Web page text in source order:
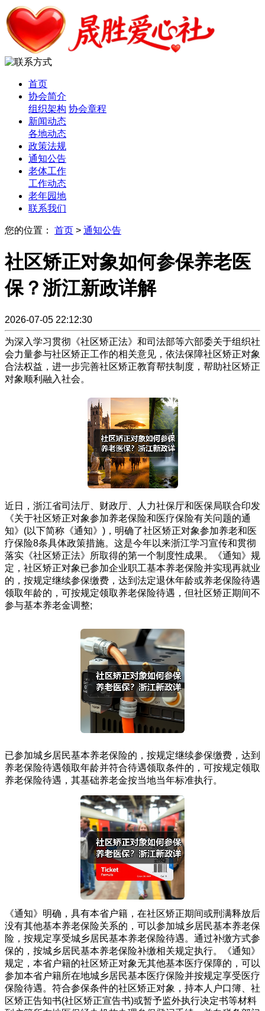
首页
协会简介
组织架构 协会章程
新闻动态
各地动态
政策法规
通知公告
老体工作
工作动态
老年园地
联系我们
您的位置： 首页 > 通知公告
社区矫正对象如何参保养老医
保？浙江新政详解
2026-07-05 22:12:30
为深入学习贯彻《社区矫正法》和司法部等六部委关于组织社
会力量参与社区矫正工作的相关意见，依法保障社区矫正对象
合法权益，进一步完善社区矫正教育帮扶制度，帮助社区矫正
对象顺利融入社会。
近日，浙江省司法厅、财政厅、人力社保厅和医保局联合印发
《关于社区矫正对象参加养老保险和医疗保险有关问题的通
知》(以下简称《通知》)，明确了社区矫正对象参加养老和医
疗保险8条具体政策措施。这是今年以来浙江学习宣传和贯彻
落实《社区矫正法》所取得的第一个制度性成果。《通知》规
定，社区矫正对象已参加企业职工基本养老保险并实现再就业
的，按规定继续参保缴费，达到法定退休年龄或养老保险待遇
领取年龄的，可按规定领取养老保险待遇，但社区矫正期间不
参与基本养老金调整;
已参加城乡居民基本养老保险的，按规定继续参保缴费，达到
养老保险待遇领取年龄并符合待遇领取条件的，可按规定领取
养老保险待遇，其基础养老金按当地当年标准执行。
《通知》明确，具有本省户籍，在社区矫正期间或刑满释放后
没有其他基本养老保险关系的，可以参加城乡居民基本养老保
险，按规定享受城乡居民基本养老保险待遇。通过补缴方式参
保的，按城乡居民基本养老保险补缴相关规定执行。《通知》
规定，本省户籍的社区矫正对象无其他基本医疗保障的，可以
参加本省户籍所在地城乡居民基本医疗保险并按规定享受医疗
保险待遇。符合参保条件的社区矫正对象，持本人户口簿、社
区矫正告知书(社区矫正宣告书)或暂予监外执行决定书等材料